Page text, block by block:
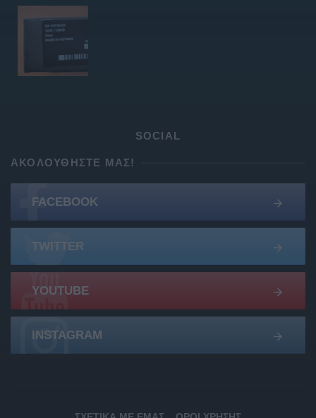
SOCIAL
ΑΚΟΛΟΥΘΉΣΤΕ ΜΑΣ!
FACEBOOK
TWITTER
YOUTUBE
INSTAGRAM